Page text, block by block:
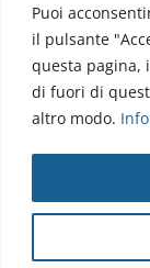
Puoi
il pulsante
questa pagina,
di fuori di
altro modo.
Copyright ©
Webmail |
Cap. Soc. €